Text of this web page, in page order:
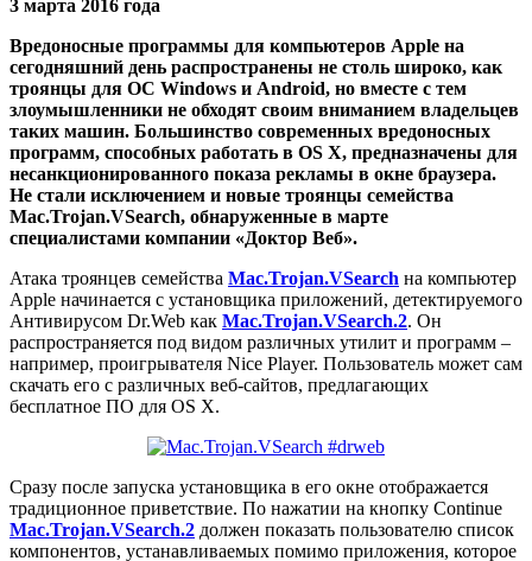
3 марта 2016 года
Вредоносные программы для компьютеров Apple на
сегодняшний день распространены не столь широко, как
троянцы для ОС Windows и Android, но вместе с тем
злоумышленники не обходят своим вниманием владельцев
таких машин. Большинство современных вредоносных
программ, способных работать в OS X, предназначены для
несанкционированного показа рекламы в окне браузера.
Не стали исключением и новые троянцы семейства
Mac.Trojan.VSearch, обнаруженные в марте
специалистами компании «Доктор Веб».
Атака троянцев семейства Mac.Trojan.VSearch на компьютер
Apple начинается с установщика приложений, детектируемого
Антивирусом Dr.Web как Mac.Trojan.VSearch.2. Он
распространяется под видом различных утилит и программ –
например, проигрывателя Nice Player. Пользователь может сам
скачать его с различных веб-сайтов, предлагающих
бесплатное ПО для OS X.
Сразу после запуска установщика в его окне отображается
традиционное приветствие. По нажатии на кнопку Continue
Mac.Trojan.VSearch.2 должен показать пользователю список
компонентов, устанавливаемых помимо приложения, которое